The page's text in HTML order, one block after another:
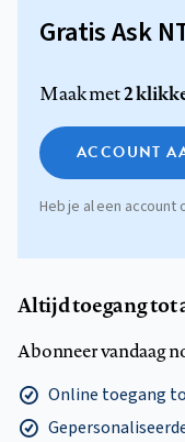
Gratis Ask
Maak met2
ACCOUNT
Heb je al een
Altijd toegang tot
Abonneer vandaag
Online toegang